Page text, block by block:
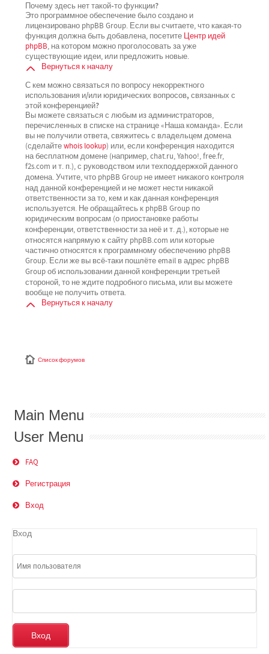
Почему здесь нет такой-то функции?
Это программное обеспечение было создано и
лицензировано phpBB Group. Если вы считаете, что какая-то
функция должна быть добавлена, посетите Центр идей
phpBB, на котором можно проголосовать за уже
существующие идеи, или предложить новые.
Вернуться к началу
С кем можно связаться по вопросу некорректного
использования и/или юридических вопросов, связанных с
этой конференцией?
Вы можете связаться с любым из администраторов,
перечисленных в списке на странице «Наша команда». Если
вы не получили ответа, свяжитесь с владельцем домена
(сделайтеwhois lookup) или, если конференция находится
на бесплатном домене (например, chat.ru, Yahoo!, free.fr,
f2s.com и т. п.), с руководством или техподдержкой данного
домена. Учтите, что phpBB Group не имеет никакого контроля
над данной конференциейи не может нести никакой
ответственности за то, кем и как данная конференция
используется. Не обращайтесь к phpBB Group по
юридическим вопросам (о приостановке работы
конференции, ответственности за неё и т. д.), которые не
относятся напрямуюк сайту phpBB.com или которые
частично относятся к программному обеспечению phpBB
Group. Если же вы всё-таки пошлёте email в адрес phpBB
Group об использовании данной конференциитретьей
стороной, то не ждите подробного письма, или вы можете
вообще не получить ответа.
Вернуться к началу
Список форумов
Main Menu
User Menu
FAQ
Регистрация
Вход
Вход